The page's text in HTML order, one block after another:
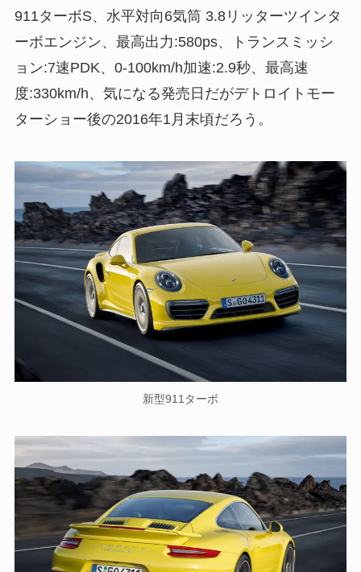
911ターボS、水平対向6気筒 3.8リッターツインタ
ーボエンジン、最高出力:580ps、トランスミッシ
ョン:7速PDK、0-100km/h加速:2.9秒、最高速
度:330km/h、気になる発売日だがデトロイトモー
ターショー後の2016年1月末頃だろう。
新型911ターボ